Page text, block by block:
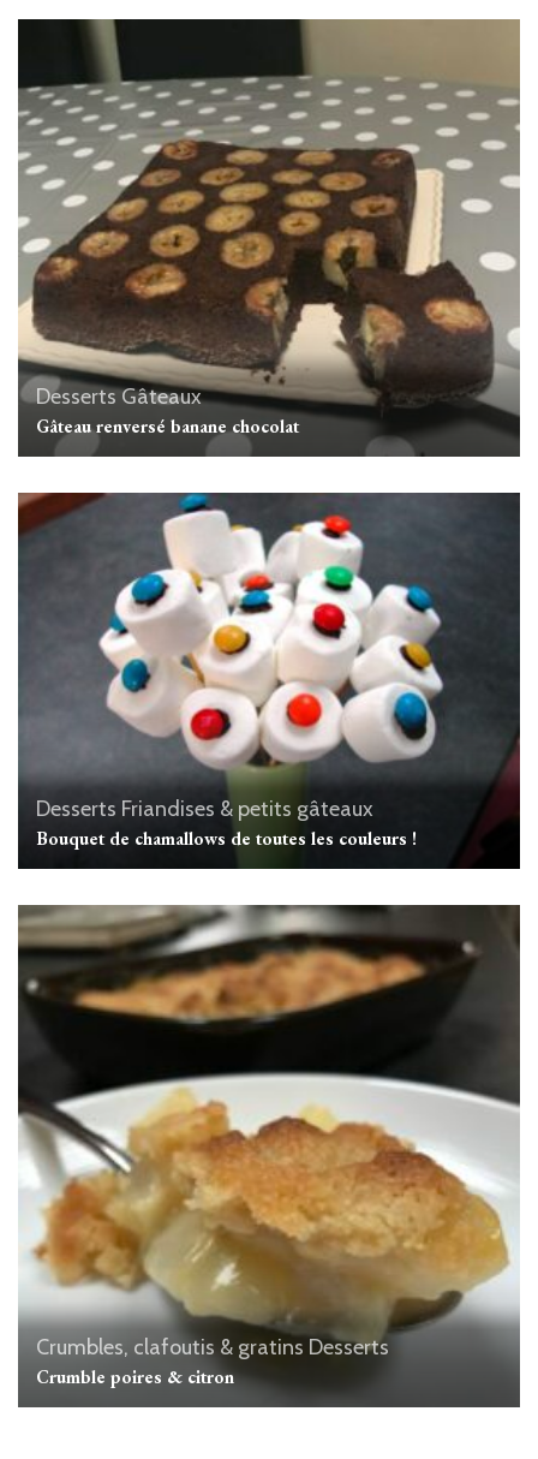
DessertsGâteaux
Gâteau renversé banane chocolat
Desserts Friandises & petits gâteaux
Bouquet de chamallows de toutes les couleurs !
Crumbles, clafoutis & gratins Desserts
Crumble poires & citron